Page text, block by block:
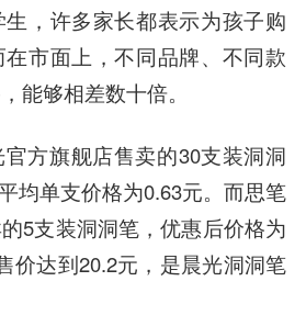
，许多家长都表示为孩子购
市面上，不同品牌、不同款
能够相差数十倍。
方旗舰店售卖的30支装洞洞
均单支价格为0.63元。而思笔
5支装洞洞笔，优惠后价格为
价达到20.2元，是晨光洞洞笔